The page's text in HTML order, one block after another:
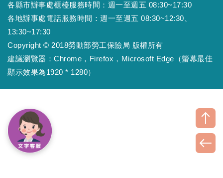
各縣市辦事處櫃檯服務時間：週一至週五 08:30~17:30
各地辦事處電話服務時間：週一至週五 08:30~12:30、
13:30~17:30
Copyright © 2018勞動部勞工保險局 版權所有
建議瀏覽器：Chrome，Firefox，Microsoft Edge（螢幕最佳
顯示效果為1920 * 1280）